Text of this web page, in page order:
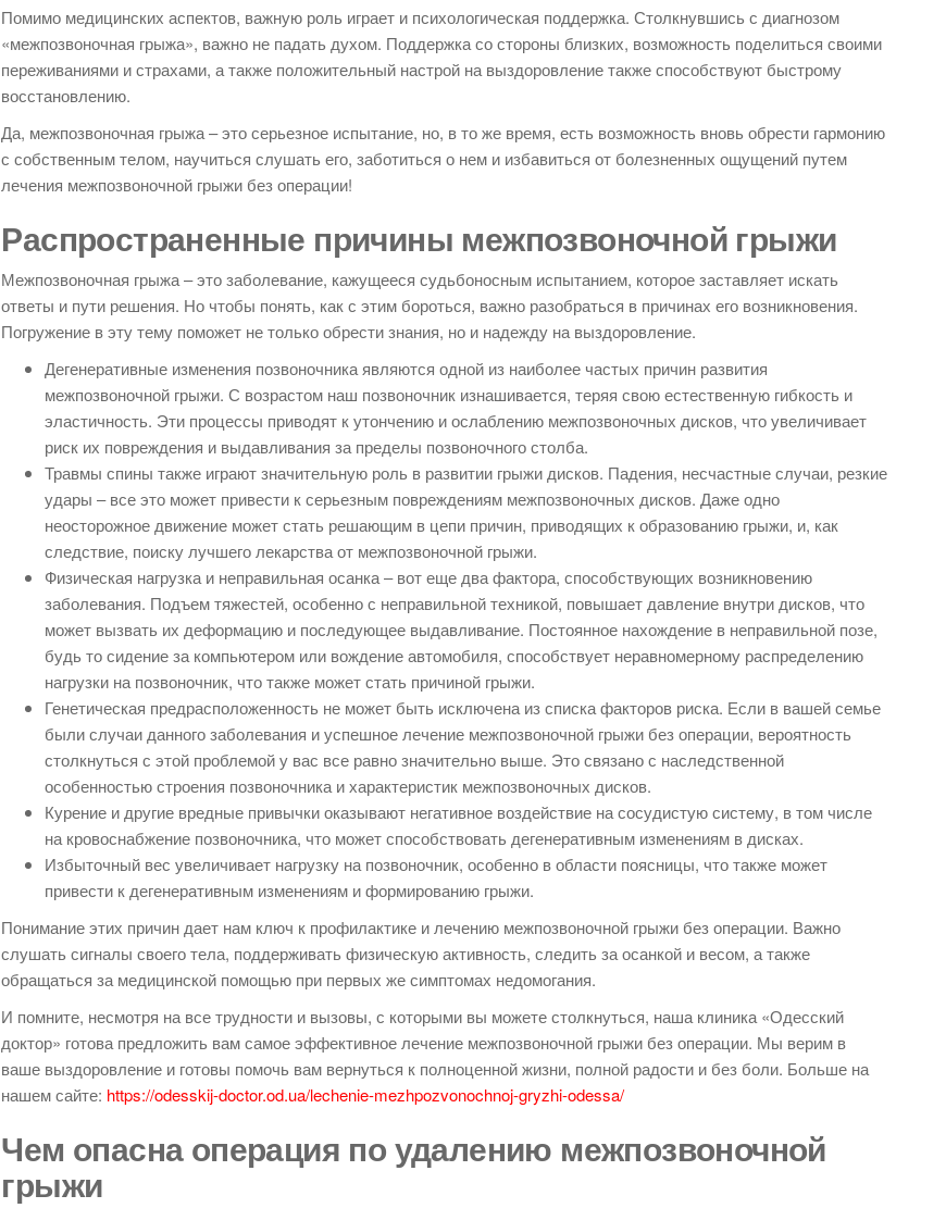
Помимо медицинских аспектов, важную роль играет и психологическая поддержка. Столкнувшись с диагнозом
«межпозвоночная грыжа», важно не падать духом. Поддержка со стороны близких, возможность поделиться своими
переживаниями и страхами, а также положительный настрой на выздоровление также способствуют быстрому
восстановлению.
Да, межпозвоночная грыжа – это серьезное испытание, но, в то же время, есть возможность вновь обрести гармонию
с собственным телом, научиться слушать его, заботиться о нем и избавиться от болезненных ощущений путем
лечения межпозвоночной грыжи без операции!
Распространенные причины межпозвоночной грыжи
Межпозвоночная грыжа – это заболевание, кажущееся судьбоносным испытанием, которое заставляет искать
ответы и пути решения. Но чтобы понять, как с этим бороться, важно разобраться в причинах его возникновения.
Погружение в эту тему поможет не только обрести знания, но и надежду на выздоровление.
Дегенеративные изменения позвоночника являются одной из наиболее частых причин развития
межпозвоночной грыжи. С возрастом наш позвоночник изнашивается, теряя свою естественную гибкость и
эластичность. Эти процессы приводят к утончению и ослаблению межпозвоночных дисков, что увеличивает
риск их повреждения и выдавливания за пределы позвоночного столба.
Травмы спины также играют значительную роль в развитии грыжи дисков. Падения, несчастные случаи, резкие
удары – все это может привести к серьезным повреждениям межпозвоночных дисков. Даже одно
неосторожное движение может стать решающим в цепи причин, приводящих к образованию грыжи, и, как
следствие, поиску лучшего лекарства от межпозвоночной грыжи.
Физическая нагрузка и неправильная осанка – вот еще два фактора, способствующих возникновению
заболевания. Подъем тяжестей, особенно с неправильной техникой, повышает давление внутри дисков, что
может вызвать их деформацию и последующее выдавливание. Постоянное нахождение в неправильной позе,
будь то сидение за компьютером или вождение автомобиля, способствует неравномерному распределению
нагрузки на позвоночник, что также может стать причиной грыжи.
Генетическая предрасположенность не может быть исключена из списка факторов риска. Если в вашей семье
были случаи данного заболевания и успешное лечение межпозвоночной грыжи без операции, вероятность
столкнуться с этой проблемой у вас все равно значительно выше. Это связано с наследственной
особенностью строения позвоночника и характеристик межпозвоночных дисков.
Курение и другие вредные привычки оказывают негативное воздействие на сосудистую систему, в том числе
на кровоснабжение позвоночника, что может способствовать дегенеративным изменениям в дисках.
Избыточный вес увеличивает нагрузку на позвоночник, особенно в области поясницы, что также может
привести к дегенеративным изменениям и формированию грыжи.
Понимание этих причин дает нам ключ к профилактике и лечению межпозвоночной грыжи без операции. Важно
слушать сигналы своего тела, поддерживать физическую активность, следить за осанкой и весом, а также
обращаться за медицинской помощью при первых же симптомах недомогания.
И помните, несмотря на все трудности и вызовы, с которыми вы можете столкнуться, наша клиника «Одесский
доктор» готова предложить вам самое эффективное лечение межпозвоночной грыжи без операции. Мы верим в
ваше выздоровление и готовы помочь вам вернуться к полноценной жизни, полной радости и без боли. Больше на
нашем сайте: https://odesskij-doctor.od.ua/lechenie-mezhpozvonochnoj-gryzhi-odessa/
Чем опасна операция по удалению межпозвоночной
грыжи